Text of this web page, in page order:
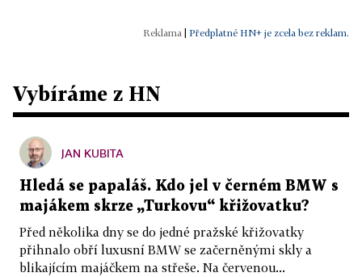
Předplatné HN+ je zcela bez reklam.
Vybíráme z HN
JAN KUBITA
Hledá se papaláš. Kdo jel v černém BMW s
majákem skrze „Turkovu“ křižovatku?
Před několika dny se do jedné pražské křižovatky
přihnalo obří luxusní BMW se začerněnými skly a
blikajícím majáčkem na střeše. Na červenou...